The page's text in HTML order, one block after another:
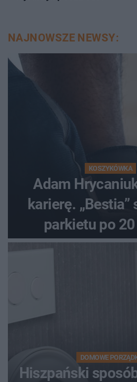
NAJNOWSZE NEWSY:
KOSZYKÓWKA
Adam
karierę. „Bestia”
parkietu po
DOMOWE
Hiszpański